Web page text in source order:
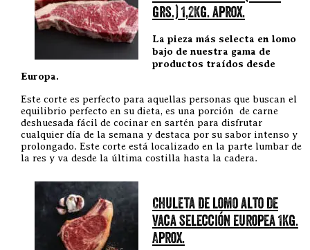
grs.) 1,2Kg. aprox.
La pieza más selecta en lomo
bajo de nuestra gama de
productos traídos desde
Europa.
Este corte es perfecto para aquellas personas que buscan el
equilibrio perfecto en su dieta, es una porción de carne
deshuesada fácil de cocinar en sartén para disfrutar
cualquier día de la semana y destaca por su sabor intenso y
prolongado. Este corte está localizado en la parte lumbar de
la res y va desde la última costilla hasta la cadera.
Chuleta de lomo alto de
vaca selección europea 1Kg.
Aprox.